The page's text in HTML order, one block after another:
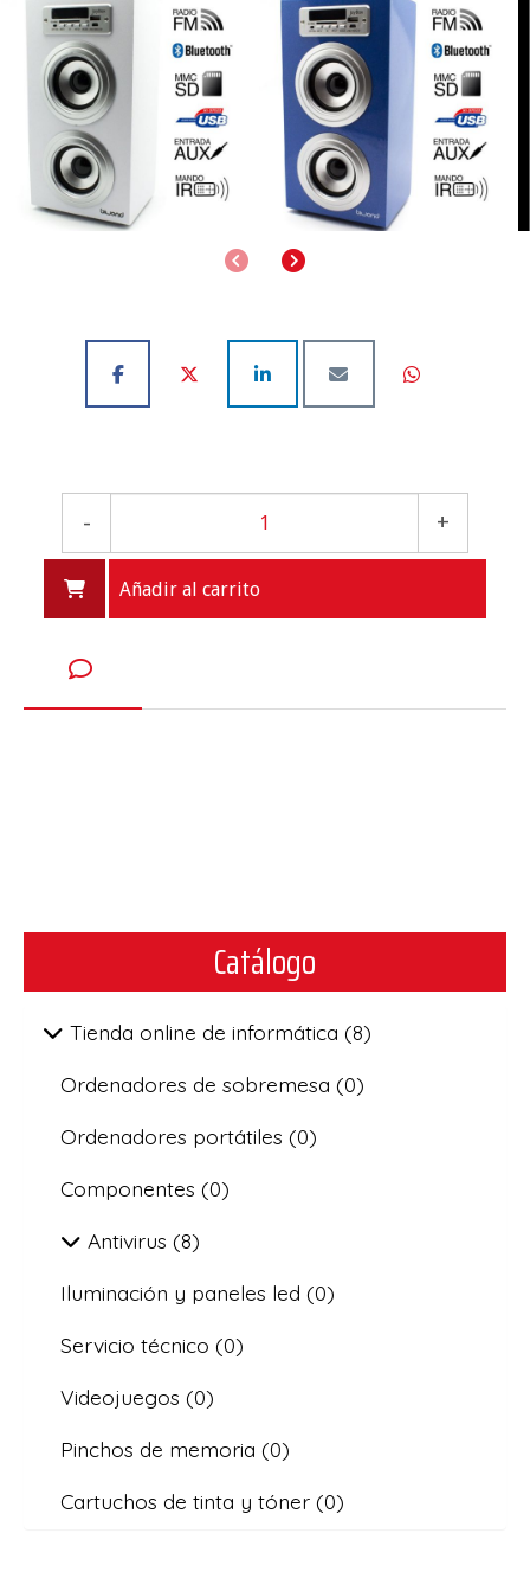
AnteriorSiguiente
- +
Añadir al carrito
Catálogo
Tienda online de informática (8)
Ordenadores de sobremesa (0)
Ordenadores portátiles (0)
Componentes (0)
Antivirus (8)
Iluminación y paneles led (0)
Servicio técnico (0)
Videojuegos (0)
Pinchos de memoria (0)
Cartuchos de tinta y tóner (0)